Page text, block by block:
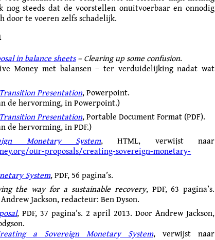
steeds dat de voorstellen onuitvoerbaar en onnodig
door te voeren zelfs schadelijk.
in balance sheets– Clearing up some confusion.
Money met balansen – ter verduidelijking nadat wat
Presentation, Powerpoint.
de hervorming, in Powerpoint.)
Presentation, Portable Document Format (PDF).
de hervorming, in PDF.)
Monetary System, HTML, verwijst naar
our-proposals/creating-sovereign-monetary-
System, PDF, 56 pagina’s.
the way for a sustainable recovery, PDF, 63 pagina’s.
Jackson, redacteur: Ben Dyson.
, PDF, 37 pagina’s. 2 april 2013. Door Andrew Jackson,
a Sovereign Monetary System, verwijst naar